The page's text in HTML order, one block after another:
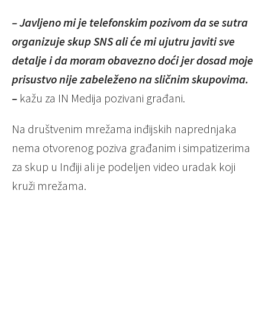
– Javljeno mi je telefonskim pozivom da se sutra
organizuje skup SNS ali će mi ujutru javiti sve
detalje i da moram obavezno doći jer dosad moje
prisustvo nije zabeleženo na sličnim skupovima.
– kažu za IN Medija pozivani građani.
Na društvenim mrežama inđijskih naprednjaka
nema otvorenog poziva građanim i simpatizerima
za skup u Inđiji ali je podeljen video uradak koji
kruži mrežama.